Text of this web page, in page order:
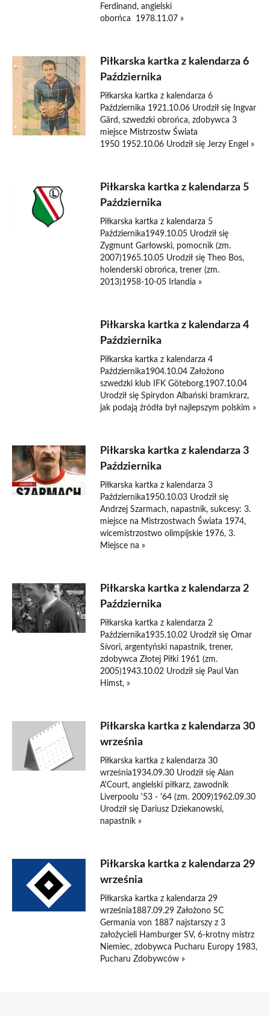
Ferdinand, angielski
oborńca 1978.11.07 »
Piłkarska kartka z kalendarza 6
Października
Piłkarska kartka z kalendarza 6
Października 1921.10.06 Urodził się Ingvar
Gärd, szwedzki obrońca, zdobywca 3
miejsce Mistrzostw Świata
1950 1952.10.06 Urodził się Jerzy Engel »
Piłkarska kartka z kalendarza 5
Października
Piłkarska kartka z kalendarza 5
Października1949.10.05 Urodził się
Zygmunt Garłowski, pomocnik (zm.
2007)1965.10.05 Urodził się Theo Bos,
holenderski obrońca, trener (zm.
2013)1958-10-05 Irlandia »
Piłkarska kartka z kalendarza 4
Października
Piłkarska kartka z kalendarza 4
Października1904.10.04 Założono
szwedzki klub IFK Göteborg.1907.10.04
Urodził się Spirydon Albański bramkrarz,
jak podają źródła był najlepszym polskim »
Piłkarska kartka z kalendarza 3
Października
Piłkarska kartka z kalendarza 3
Października1950.10.03 Urodził się
Andrzej Szarmach, napastnik, sukcesy: 3.
miejsce na Mistrzostwach Świata 1974,
wicemistrzostwo olimpijskie 1976, 3.
Miejsce na »
Piłkarska kartka z kalendarza 2
Października
Piłkarska kartka z kalendarza 2
Października1935.10.02 Urodził się Omar
Sívori, argentyński napastnik, trener,
zdobywca Złotej Piłki 1961 (zm.
2005)1943.10.02 Urodził się Paul Van
Himst, »
Piłkarska kartka z kalendarza 30
września
Piłkarska kartka z kalendarza 30
września1934.09.30 Urodził się Alan
A'Court, angielski piłkarz, zawodnik
Liverpoolu '53 - '64 (zm. 2009)1962.09.30
Urodził się Dariusz Dziekanowski,
napastnik »
Piłkarska kartka z kalendarza 29
września
Piłkarska kartka z kalendarza 29
września1887.09.29 Założono SC
Germania von 1887 najstarszy z 3
założycieli Hamburger SV, 6-krotny mistrz
Niemiec, zdobywca Pucharu Europy 1983,
Pucharu Zdobywców »